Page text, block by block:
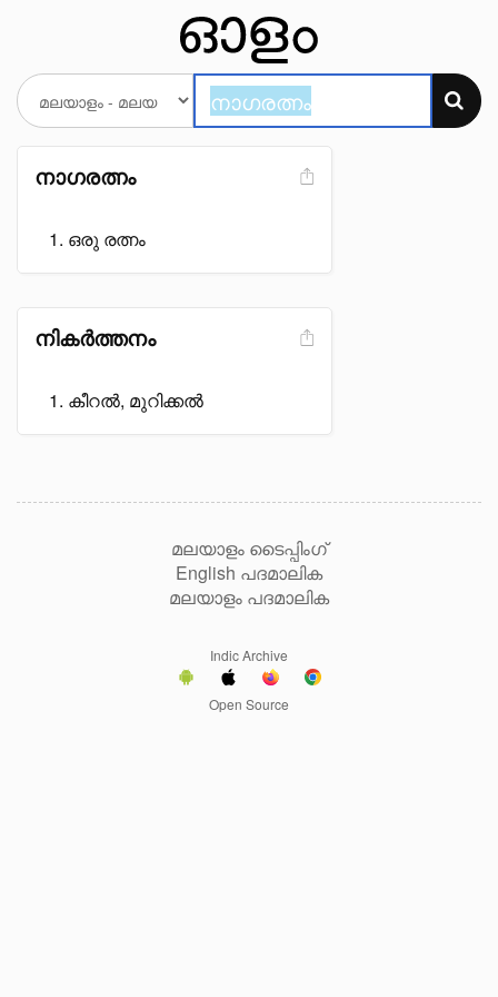
നാഗരത്നം
ഒരു രത്നം
നികർത്തനം
കീറൽ, മുറിക്കൽ
മലയാളം ടൈപ്പിംഗ്
English പദമാലിക
മലയാളം പദമാലിക
Indic Archive
Open Source